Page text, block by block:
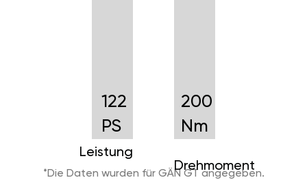
122
PS
Leistung
200
Nm
Drehmoment
*Die Daten wurden für GÄN GT angegeben.